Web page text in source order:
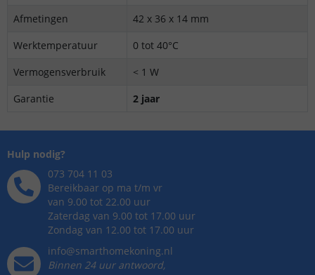
Afmetingen
42 x 36 x 14 mm
Werktemperatuur
0 tot 40°C
Vermogensverbruik
< 1 W
Garantie
2 jaar
Hulp nodig?
073 704 11 03
Bereikbaar op ma t/m vr
van 9.00 tot 22.00 uur
Zaterdag van 9.00 tot 17.00 uur
Zondag van 12.00 tot 17.00 uur
info@smarthomekoning.nl
Binnen 24 uur antwoord,